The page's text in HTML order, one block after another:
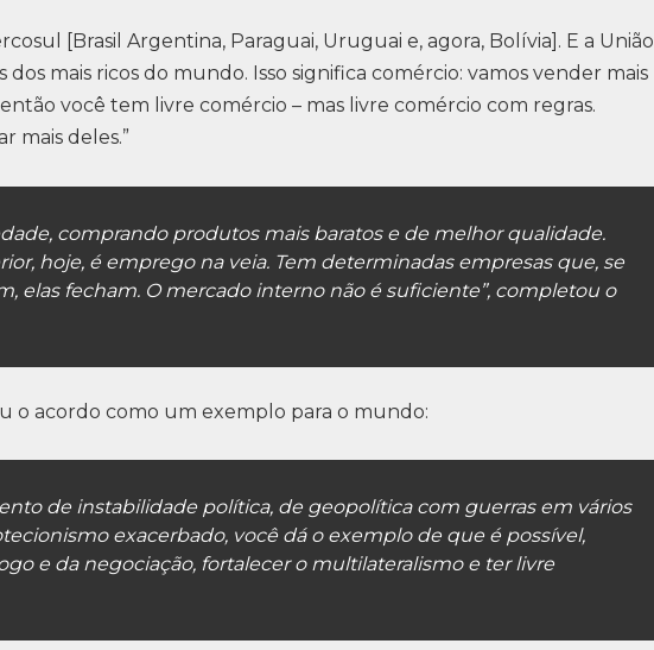
[Brasil Argentina, Paraguai, Uruguai e, agora, Bolívia]. E a União
dos mais ricos do mundo. Isso significa comércio: vamos vender mais
você tem livre comércio – mas livre comércio com regras.
mais deles.”
comprando produtos mais baratos e de melhor qualidade.
hoje, é emprego na veia. Tem determinadas empresas que, se
elas fecham. O mercado interno não é suficiente”, completou o
o acordo como um exemplo para o mundo:
de instabilidade política, de geopolítica com guerras em vários
exacerbado, você dá o exemplo de que é possível,
e da negociação, fortalecer o multilateralismo e ter livre